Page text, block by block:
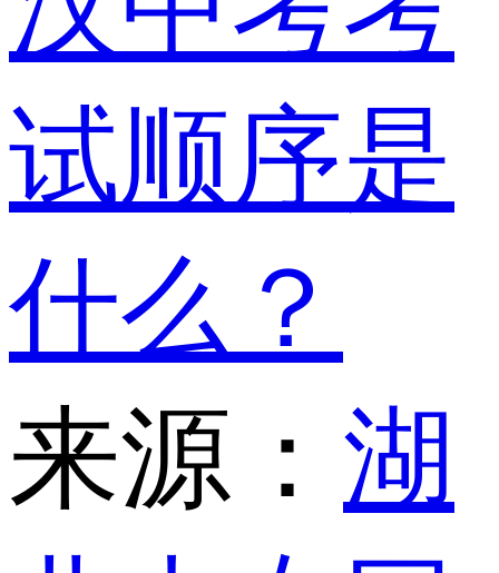
试顺序是
什么？
来源： 湖